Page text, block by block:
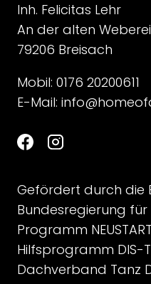
Inh. Felicitas Lehr
An der alten
79206 Breisach
Mobil: 0176 20200611
E-Mail:
Gefördert durch
Bundesregierung
Programm
Hilfsprogramm DIS-
Dachverband Tanz